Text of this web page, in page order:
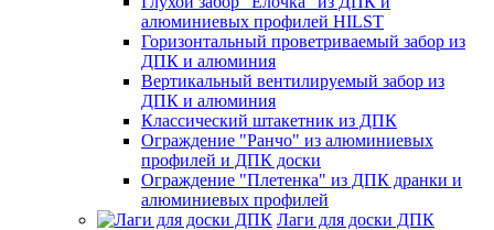
алюминиевых профилей HILST
Горизонтальный проветриваемый забор из
ДПК и алюминия
Вертикальный вентилируемый забор из
ДПК и алюминия
Классический штакетник из ДПК
Ограждение "Ранчо" из алюминиевых
профилей и ДПК доски
Ограждение "Плетенка" из ДПК дранки и
алюминиевых профилей
Лаги для доски ДПК